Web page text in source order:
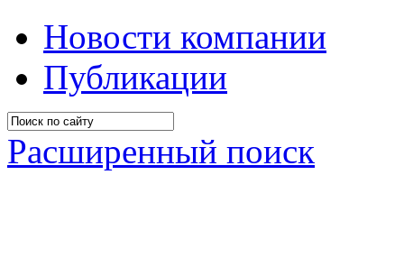
Новости компании
Публикации
Расширенный поиск